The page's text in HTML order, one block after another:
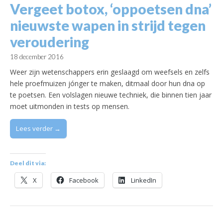
Vergeet botox, ‘oppoetsen dna’
nieuwste wapen in strijd tegen
veroudering
18 december 2016
Weer zijn wetenschappers erin geslaagd om weefsels en zelfs
hele proefmuizen jónger te maken, ditmaal door hun dna op
te poetsen. Een volslagen nieuwe techniek, die binnen tien jaar
moet uitmonden in tests op mensen.
Lees verder →
Deel dit via:
X Facebook LinkedIn